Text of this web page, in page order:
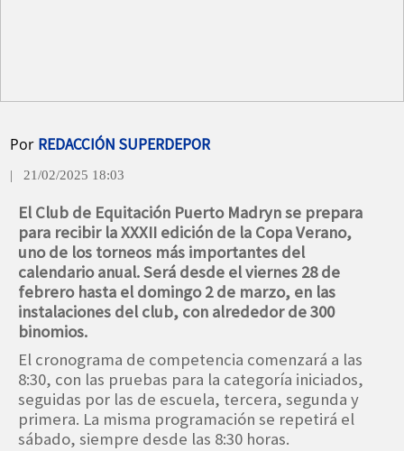
Por REDACCIÓN SUPERDEPOR
| 21/02/2025 18:03
El Club de Equitación Puerto Madryn se prepara
para recibir la XXXII edición de la Copa Verano,
uno de los torneos más importantes del
calendario anual. Será desde el viernes 28 de
febrero hasta el domingo 2 de marzo, en las
instalaciones del club, con alrededor de 300
binomios.
El cronograma de competencia comenzará a las
8:30, con las pruebas para la categoría iniciados,
seguidas por las de escuela, tercera, segunda y
primera. La misma programación se repetirá el
sábado, siempre desde las 8:30 horas.